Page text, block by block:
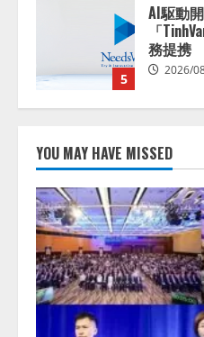
1
【開催
ォーム
スに関
2026/
し、AI
拡充
2026/
3
【2026
する調
きてい
業の
活用は
答
YOU MAY HAVE MISSED